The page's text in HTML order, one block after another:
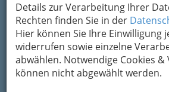
Details zur Verarbeitung Ihrer
Rechten finden Sie in der
Hier können Sie Ihre Einwilligung
widerrufen sowie einzelne
abwählen. Notwendige Cookies
können nicht abgewählt werden.
Johann Wolfgang von Goethe,1828